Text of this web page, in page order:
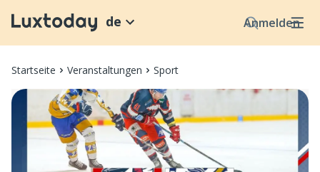
Anmelden
de
Startseite Veranstaltungen Sport